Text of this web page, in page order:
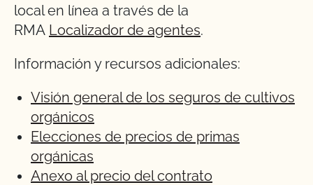
local en línea a través de la
RMA Localizador de agentes.
Información y recursos adicionales:
Visión general de los seguros de cultivos
orgánicos
Elecciones de precios de primas
orgánicas
Anexo al precio del contrato